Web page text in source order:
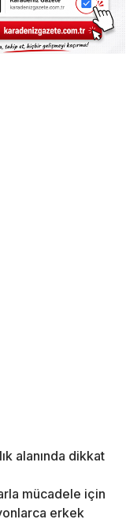
alanında dikkat
mücadele için
erkek